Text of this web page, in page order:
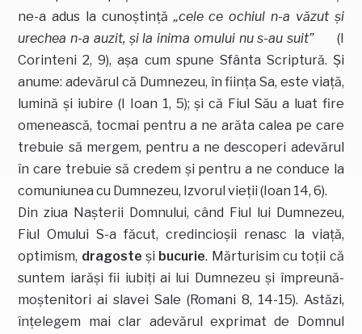
ne-a adus la cunoştinţă„cele ce ochiul n-a văzut şi
urechea n-a auzit, şi la inima omului nu s-au suit”
(I
Corinteni 2, 9), aşa cum spune Sfânta Scriptură. Şi
anume: adevărul că Dumnezeu, în fiinţa Sa, este viaţă,
lumină şi iubire (I Ioan 1, 5); şi că Fiul Său a luat fire
omenească, tocmai pentru a ne arăta calea pe care
trebuie să mergem, pentru a ne descoperi adevărul
în care trebuie să credem şi pentru a ne conduce la
comuniunea cu Dumnezeu, Izvorul vieţii (Ioan 14, 6).
Din ziua Naşterii Domnului, când Fiul lui Dumnezeu,
Fiul Omului S-a făcut, credincioşii renasc la viaţă,
optimism, dragoste şi bucurie. Mărturisim cu toţii că
suntem iarăşi fii iubiţi ai lui Dumnezeu şi împreună-
moştenitori ai slavei Sale (Romani 8, 14-15). Astăzi,
înţelegem mai clar adevărul exprimat de Domnul